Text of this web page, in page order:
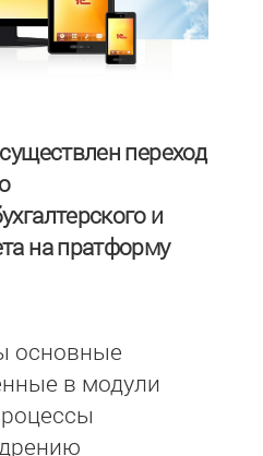
переход
и
на пратформу
основные
в модули